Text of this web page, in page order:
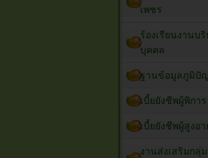
เพชร
ร้องเรียนงานบ
บุคคล
ฐานข้อมูลภูมิปั
เบี้ยยังชีพผู้พิการ
เบี้ยยังชีพผู้สูงอา
งานส่งเสริมกลุ่